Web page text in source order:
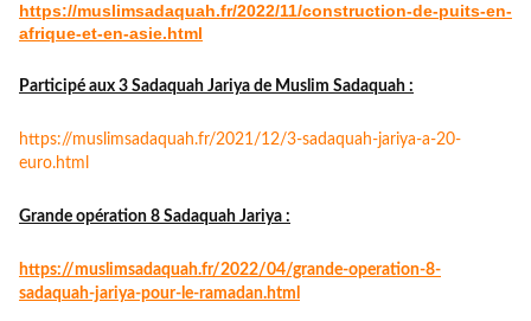
https://muslimsadaquah.fr/2022/11/construction-de-puits-en-
afrique-et-en-asie.html
Participé aux 3 Sadaquah Jariya de Muslim Sadaquah :
https://muslimsadaquah.fr/2021/12/3-sadaquah-jariya-a-20-
euro.html
Grande opération 8 Sadaquah Jariya :
https://muslimsadaquah.fr/2022/04/grande-operation-8-
sadaquah-jariya-pour-le-ramadan.html